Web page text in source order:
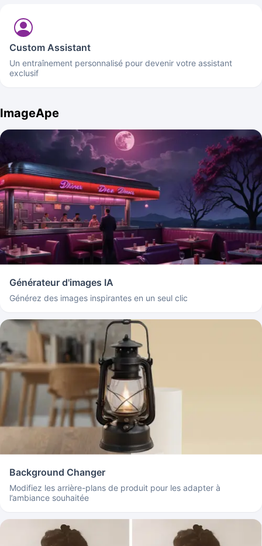
Custom Assistant
Un entraînement personnalisé pour devenir votre assistant
exclusif
ImageApe
Générateur d'images IA
Générez des images inspirantes en un seul clic
Background Changer
Modifiez les arrière-plans de produit pour les adapter à
l’ambiance souhaitée